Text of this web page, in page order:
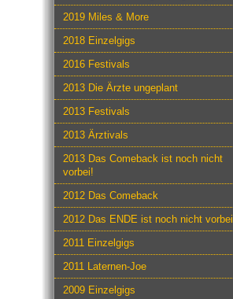
2019 Miles & More
2018 Einzelgigs
2016 Festivals
2013 Die Ärzte ungeplant
2013 Festivals
2013 Ärztivals
2013 Das Comeback ist noch nicht
vorbei!
2012 Das Comeback
2012 Das ENDE ist noch nicht vorbei
2011 Einzelgigs
2011 Laternen-Joe
2009 Einzelgigs